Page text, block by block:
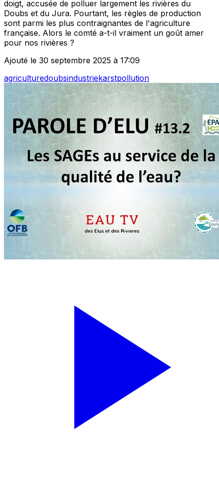
doigt, accusée de polluer largement les rivières du
Doubs et du Jura. Pourtant, les règles de production
sont parmi les plus contraignantes de l'agriculture
française. Alors le comté a-t-il vraiment un goût amer
pour nos rivières ?
Ajouté le 30 septembre 2025 à 17:09
agriculturedoubsindustriekarstpollution